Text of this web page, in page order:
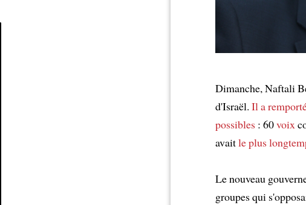
Dimanche, Naftali
d'Israël. Il a
possibles : 60voix
avaitle plus
Le nouveau
groupes qui